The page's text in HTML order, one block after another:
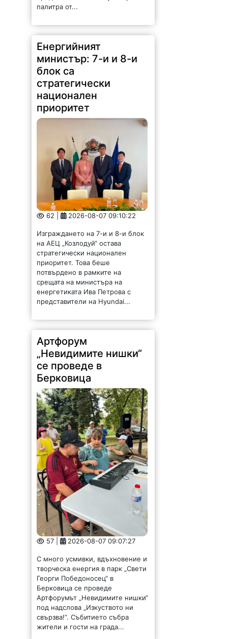
палитра от...
Енергийният
министър: 7-и и 8-и
блок са
стратегически
национален
приоритет
62 | 2026-08-07 09:10:22
Изграждането на 7-и и 8-и блок
на АЕЦ „Козлодуй“ остава
стратегически национален
приоритет. Това беше
потвърдено в рамките на
срещата на министъра на
енергетиката Ива Петрова с
представители на Hyundai...
Артфорум
„Невидимите нишки“
се проведе в
Берковица
57 | 2026-08-07 09:07:27
С много усмивки, вдъхновение и
творческа енергия в парк „Свети
Георги Победоносец“ в
Берковица се проведе
Артфорумът „Невидимите нишки“
под надслова „Изкуството ни
свързва!“. Събитието събра
жители и гости на града...